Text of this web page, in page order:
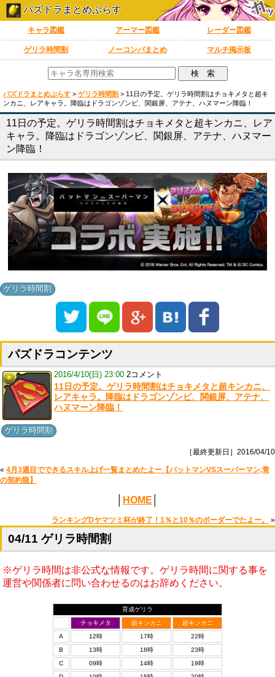
パズドラまとめぷらす
キャラ図鑑 アーマー図鑑 レーダー図鑑
ゲリラ時間割 ノーコンパまとめ マルチ掲示板
パズドラまとめぷらす > ゲリラ時間割 > 11日の予定。ゲリラ時間割はチョキメタと超キ
ンカニ、レアキャラ。降臨はドラゴンゾンビ、関銀屏、アテナ、ハヌマーン降臨！
11日の予定。ゲリラ時間割はチョキメタと超キンカニ、レア
キャラ。降臨はドラゴンゾンビ、関銀屏、アテナ、ハヌマー
ン降臨！
ゲリラ時間割
パズドラコンテンツ
2016/4/10(日) 23:00 2コメント
11日の予定。ゲリラ時間割はチョキメタと超キンカニ、
レアキャラ。降臨はドラゴンゾンビ、関銀屏、アテナ、
ハヌマーン降臨！
ゲリラ時間割
［最終更新日］2016/04/10
« 4月3週目でできるスキル上げ一覧まとめたよー【バットマンVSスーパーマン,青
の契約龍】
HOME
ランキングDヤマツミ杯が終了！1％と10％のボーダーでたよー。 »
04/11 ゲリラ時間割
※ゲリラ時間は非公式な情報です。ゲリラ時間に関する事を
運営や関係者に問い合わせるのはお辞めください。
育成ゲリラ
チョキメタ
超キンカニ
超キンカニ
A
12時 17時
22時
B
13時 18時
23時
C
09時 14時
19時